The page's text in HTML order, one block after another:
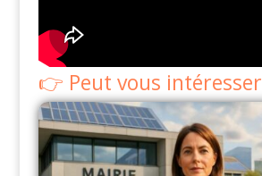
Peut vous intéresser